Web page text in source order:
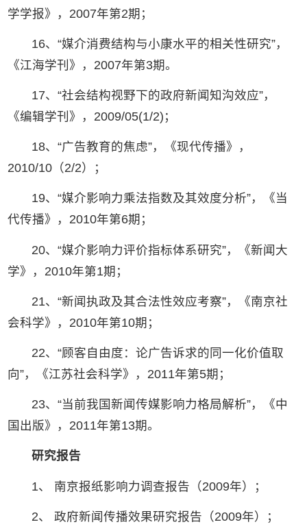
学学报》，2007年第2期；
16、“媒介消费结构与小康水平的相关性研究”，
《江海学刊》，2007年第3期。
17、“社会结构视野下的政府新闻知沟效应”，
《编辑学刊》，2009/05(1/2)；
18、“广告教育的焦虑”，《现代传播》，
2010/10（2/2）；
19、“媒介影响力乘法指数及其效度分析”，《当
代传播》，2010年第6期；
20、“媒介影响力评价指标体系研究”，《新闻大
学》，2010年第1期；
21、“新闻执政及其合法性效应考察”，《南京社
会科学》，2010年第10期；
22、“顾客自由度：论广告诉求的同一化价值取
向”，《江苏社会科学》，2011年第5期；
23、“当前我国新闻传媒影响力格局解析”，《中
国出版》，2011年第13期。
研究报告
1、 南京报纸影响力调查报告（2009年）；
2、 政府新闻传播效果研究报告（2009年）；